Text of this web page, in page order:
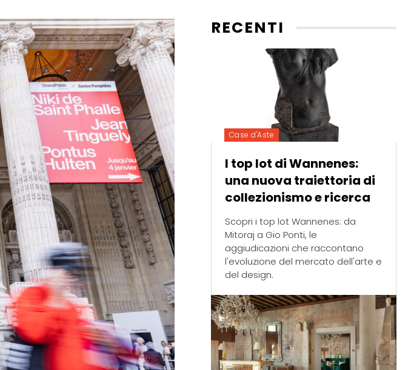
RECENTI
Case d'Aste
I top lot di Wannenes:
una nuova traiettoria di
collezionismo e ricerca
Scopri i top lot Wannenes: da
Mitoraj a Gio Ponti, le
aggiudicazioni che raccontano
l'evoluzione del mercato dell'arte e
del design.